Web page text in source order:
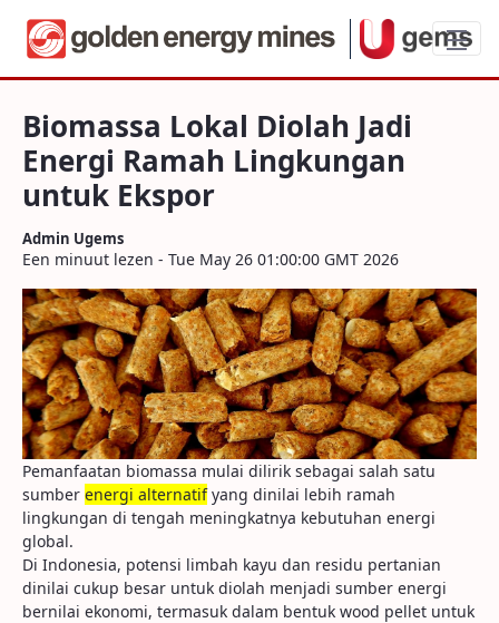
Biomassa Lokal Diolah Jadi Energi
Biomassa Lokal Diolah Jadi
Energi Ramah Lingkungan
untuk Ekspor
Admin Ugems
Een minuut lezen - Tue May 26 01:00:00 GMT 2026
Pemanfaatan biomassa mulai dilirik sebagai salah satu
sumber energi alternatifyang dinilai lebih ramah
lingkungan di tengah meningkatnya kebutuhan energi
global.
Di Indonesia, potensi limbah kayu dan residu pertanian
dinilai cukup besar untuk diolah menjadi sumber energi
bernilai ekonomi, termasuk dalam bentuk wood pellet untuk